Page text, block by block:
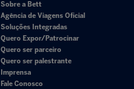
Sobre a Bett
Agência de Viagens Oficial
Soluções Integradas
Quero Expor/Patrocinar
Quero ser parceiro
Quero ser palestrante
Imprensa
Fale Conosco